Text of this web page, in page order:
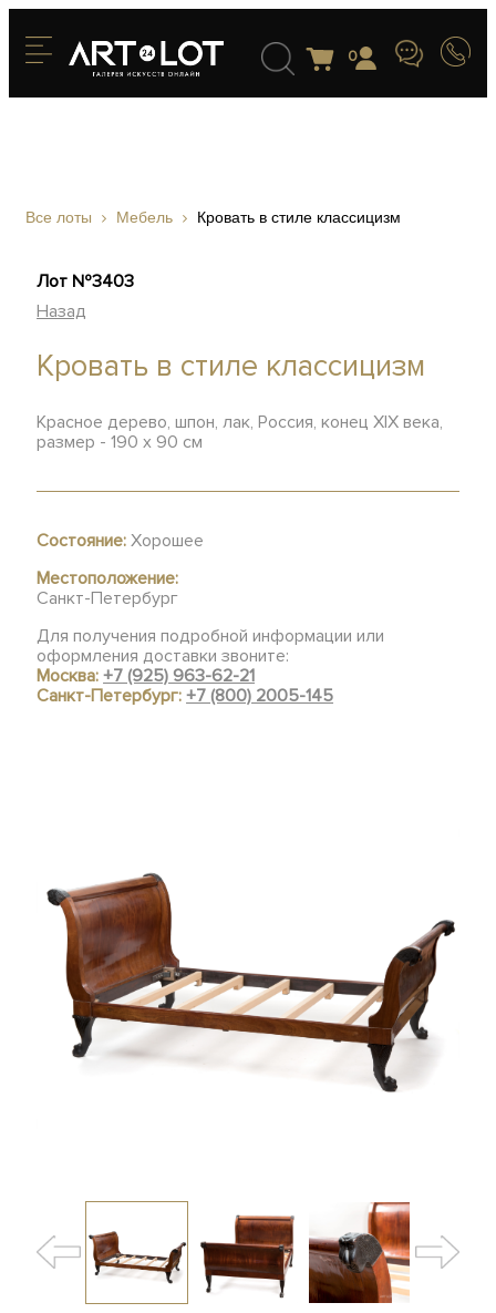
0
Все лоты Мебель Кровать в стиле классицизм
Лот №3403
Назад
Кровать в стиле классицизм
Красное дерево, шпон, лак, Россия, конец XIX века,
размер - 190 х 90 см
Состояние: Хорошее
Местоположение:
Санкт-Петербург
Для получения подробной информации или
оформления доставки звоните:
Москва:+7 (925) 963-62-21
Санкт-Петербург:+7 (800) 2005-145